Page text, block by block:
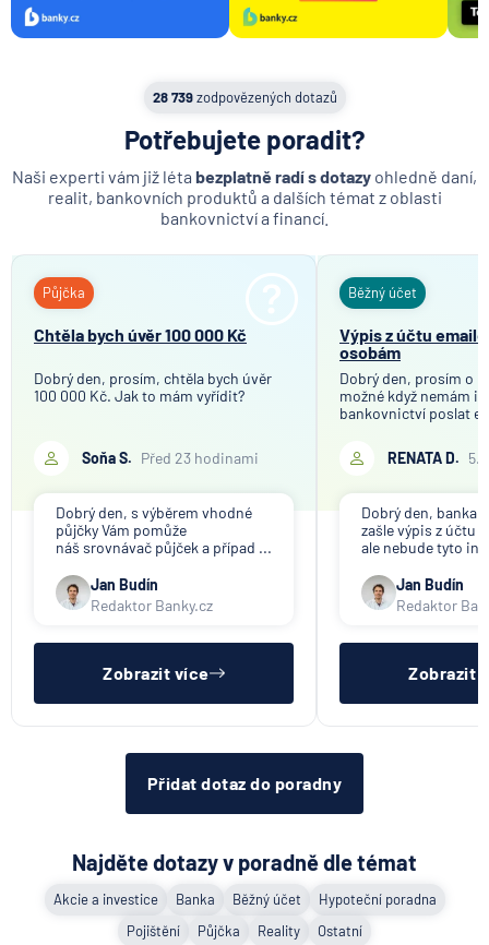
28 739zodpovězených dotazů
Potřebujete poradit?
Naši experti vám již léta bezplatně radí s dotazy ohledně daní,
realit, bankovních produktů a dalších témat z oblasti
bankovnictví a financí.
Půjčka
Chtěla bych úvěr 100 000 Kč
Dobrý den, prosím, chtěla bych úvěr
100 000 Kč. Jak to mám vyřídit?
Soňa S. Před 23 hodinami
Dobrý den, s výběrem vhodné
půjčky Vám pomůže
náš srovnávač půjček a případ ...
Jan Budín
Redaktor Banky.cz
Zobrazit více
Běžný účet
Výpis z účtu
osobám
Dobrý den, prosím o
možné když nemám
bankovnictví poslat
RENATA D.
Dobrý den, banka
zašle výpis z účtu
ale nebude tyto
Jan Budín
Redaktor
Zobrazit
Přidat dotaz do poradny
Najděte dotazy v poradně dle témat
Akcie a investice Banka Běžný účet
Hypoteční poradna
Pojištění
Půjčka Reality Ostatní